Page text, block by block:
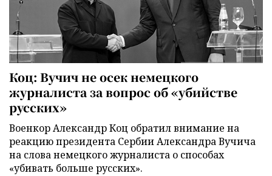
Коц: Вучич не осек немецкого
журналиста за вопрос об «убийстве
русских»
Военкор Александр Коц обратил внимание на
реакцию президента Сербии Александра Вучича
на слова немецкого журналиста о способах
«убивать больше русских».